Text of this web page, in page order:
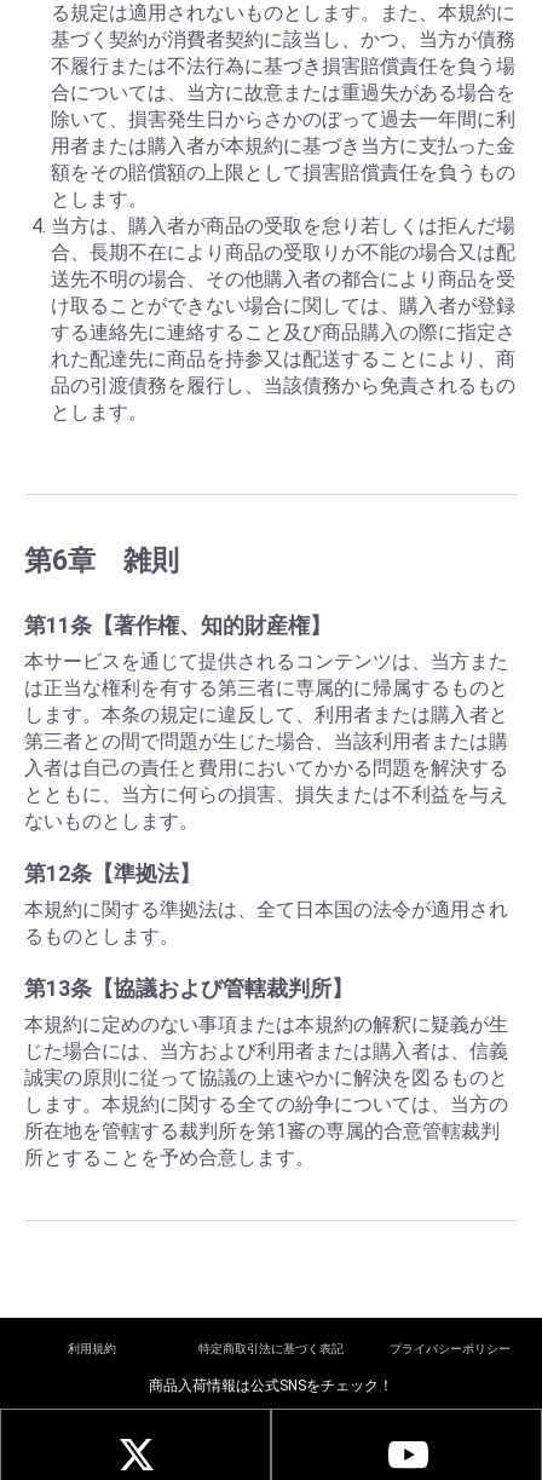
る規定は適用されないものとします。また、本規約に
基づく契約が消費者契約に該当し、かつ、当方が債務
不履行または不法行為に基づき損害賠償責任を負う場
合については、当方に故意または重過失がある場合を
除いて、損害発生日からさかのぼって過去一年間に利
用者または購入者が本規約に基づき当方に支払った金
額をその賠償額の上限として損害賠償責任を負うもの
とします。
当方は、購入者が商品の受取を怠り若しくは拒んだ場
合、長期不在により商品の受取りが不能の場合又は配
送先不明の場合、その他購入者の都合により商品を受
け取ることができない場合に関しては、購入者が登録
する連絡先に連絡すること及び商品購入の際に指定さ
れた配達先に商品を持参又は配送することにより、商
品の引渡債務を履行し、当該債務から免責されるもの
とします。
第6章 雑則
第11条【著作権、知的財産権】
本サービスを通じて提供されるコンテンツは、当方また
は正当な権利を有する第三者に専属的に帰属するものと
します。本条の規定に違反して、利用者または購入者と
第三者との間で問題が生じた場合、当該利用者または購
入者は自己の責任と費用においてかかる問題を解決する
とともに、当方に何らの損害、損失または不利益を与え
ないものとします。
第12条【準拠法】
本規約に関する準拠法は、全て日本国の法令が適用され
るものとします。
第13条【協議および管轄裁判所】
本規約に定めのない事項または本規約の解釈に疑義が生
じた場合には、当方および利用者または購入者は、信義
誠実の原則に従って協議の上速やかに解決を図るものと
します。本規約に関する全ての紛争については、当方の
所在地を管轄する裁判所を第1審の専属的合意管轄裁判
所とすることを予め合意します。
利用規約 特定商取引法に基づく表記 プライバシーポリシー
商品入荷情報は公式SNSをチェック！